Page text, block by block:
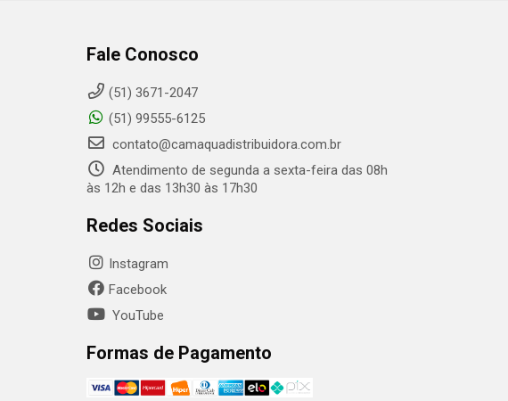
Fale Conosco
(51) 3671-2047
(51) 99555-6125
contato@camaquadistribuidora.com.br
Atendimento de segunda a sexta-feira das 08h
às 12h e das 13h30 às 17h30
Redes Sociais
Instagram
Facebook
YouTube
Formas de Pagamento